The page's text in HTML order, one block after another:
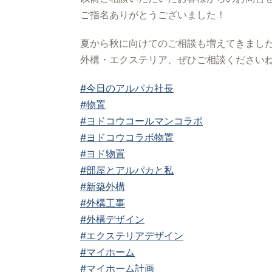
ご指名ありがとうございました！
夏から秋に向けてのご相談も増えてきまし
外構・エクステリア、ぜひご相談ください
#今日のアルパカ社長
#物置
#ヨドコウコールマンコラボ
#ヨドコウコラボ物置
#ヨド物置
#部屋とアルパカと私
#新築外構
#外構工事
#外構デザイン
#エクステリアデザイン
#マイホーム
#マイホーム計画